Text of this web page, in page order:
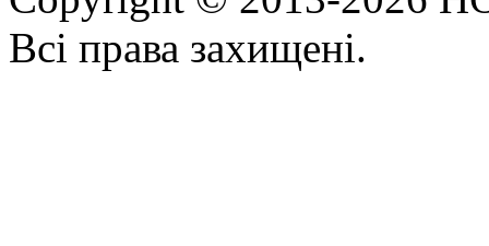
Всі права захищені.